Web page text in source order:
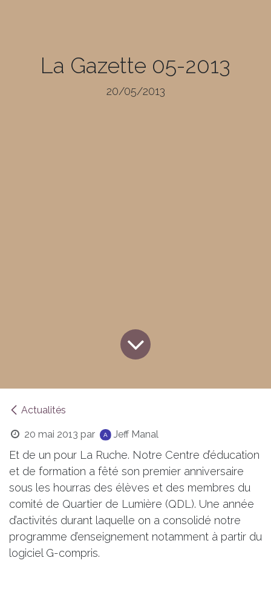
La Gazette 05-2013
20/05/2013
Actualités
20 mai 2013 par Jeff Manal
Et de un pour La Ruche. Notre Centre d’éducation
et de formation a fêté son premier anniversaire
sous les hourras des élèves et des membres du
comité de Quartier de Lumière (QDL). Une année
d’activités durant laquelle on a consolidé notre
programme d’enseignement notamment à partir du
logiciel G-compris.